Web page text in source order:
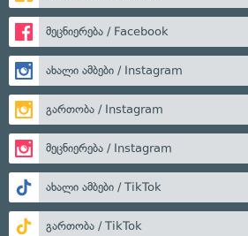
მეცნიერება / Facebook
ახალი ამბები / Instagram
გართობა / Instagram
მეცნიერება / Instagram
ახალი ამბები / TikTok
გართობა / TikTok